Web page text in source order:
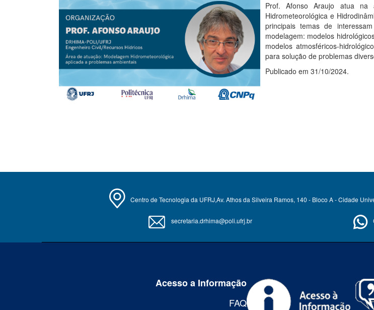
Prof. Afonso Araujo atua na
Hidrometeorológica e
principais temas de
modelagem: modelos
modelos atmosféricos-
para solução de problemas
Publicado em 31/10/2024.
Centro de Tecnologia da UFRJ,Av. Athos da Silveira Ramos, 140 - Bloco A - Cidade
secretaria.drhima@poli.ufrj.br
Acesso a Informação
FAQ